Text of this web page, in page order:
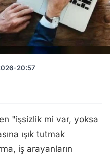
Deneyi İş
•20:57
"işsizlik mi var, yoksa
ışık tutmak
iş arayanların